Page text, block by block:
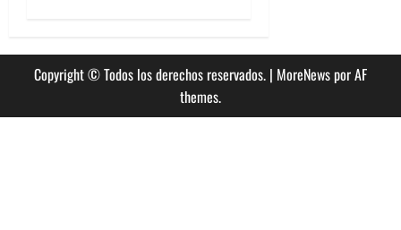
Copyright © Todos los derechos reservados. | MoreNewspor AF
themes.